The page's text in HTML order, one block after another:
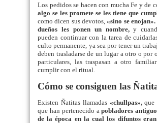
Los pedidos se hacen con mucha Fe y de
algo se les promete se les tiene que
como dicen sus devotos,«sino se enojan».
dueños les ponen un nombre,y
pueden continuar con la tarea de
culto permanente, ya sea por tener un
deben trasladarse de un lugar a otro o por
particulares, las traspasan a otro
cumplir con el ritual.
Cómo se consiguen las
Existen Ñatitas llamadas «chullpas»,que
que han pertenecido apobladores
de la época en lacual los difuntos